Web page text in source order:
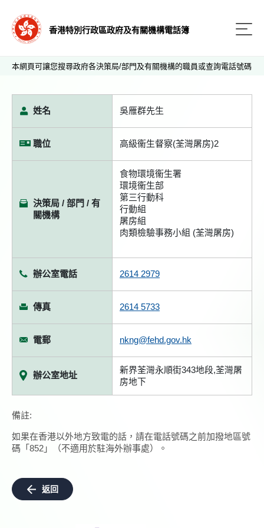
香港特別行政區政府及有關機構電話簿
本網頁可讓您搜尋政府各決策局/部門及有關機構的職員或查詢電話號碼
姓名 吳雁群先生
職位 高級衞生督察(荃灣屠房)2
決策局 / 部門 / 有
關機構
食物環境衞生署
環境衞生部
第三行動科
行動組
屠房組
肉類檢驗事務小組 (荃灣屠房)
辦公室電話 2614 2979
傳真 2614 5733
電郵 nkng@fehd.gov.hk
辦公室地址
新界荃灣永順街343地段,荃灣屠
房地下
備註:
如果在香港以外地方致電的話，請在電話號碼之前加撥地區號
碼「852」（不適用於駐海外辦事處）。
返回